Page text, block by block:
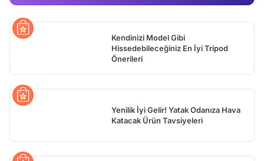
Kendinizi Model Gibi
Hissedebileceğiniz En İyi Tripod
Önerileri
Yenilik İyi Gelir! Yatak Odanıza Hava
Katacak Ürün Tavsiyeleri